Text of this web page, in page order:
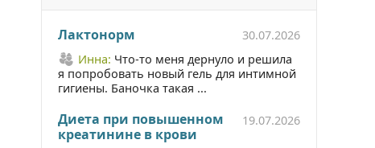
Лактонорм
30.07.2026
Инна: Что-то меня дернуло и решила
я попробовать новый гель для интимной
гигиены. Баночка такая ...
Диета при повышенном
креатинине в крови
19.07.2026